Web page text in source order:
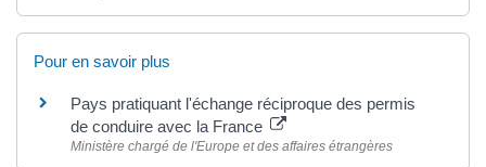
Pour en savoir plus
Pays pratiquant l'échange réciproque des permis
de conduire avec la France
Ministère chargé de l'Europe et des affaires étrangères